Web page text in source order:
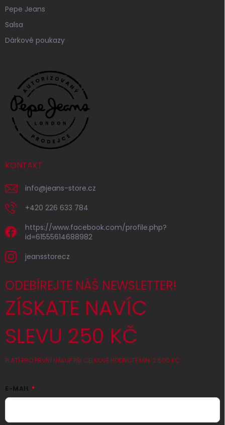
Pepe Jeans
Salsa
Dárkové poukazy
KONTAKT
info@jeans-store.cz
+420 226 633 784
https://www.facebook.com/profile.php?
id=61555614688982
jeansstorecz
ODEBÍREJTE NÁŠ NEWSLETTER!
ZÍSKATE NAVÍC
SLEVU 250 KČ
PLATÍ PRO PRVNÍ NÁKUP PŘI CELKOVÉ HODNOTĚ MIN. 2 500 KČ
E-MAIL